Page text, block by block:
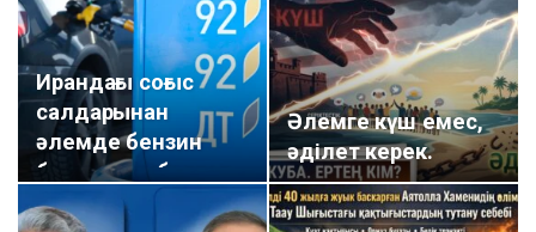
Ирандағы соғыс
салдарынан
әлемде бензин
бағасы қымбаттап
жатыр
Әлемге күш емес,
әділет керек.